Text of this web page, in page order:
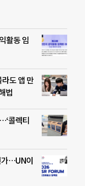
활동 임
도 앱 만
법
콜렉티
가…UN이